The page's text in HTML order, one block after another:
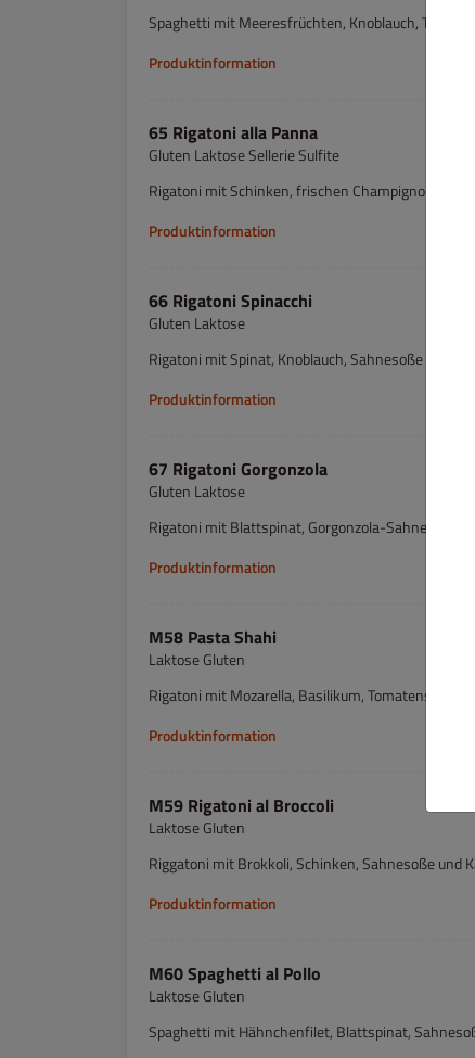
Spaghetti mit Meeresfrüchten, Knoblauch,
Produktinformation
65 Rigatoni alla Panna
Gluten Laktose Sellerie Sulfite
Rigatoni mit Schinken, frischen Champignons,
Produktinformation
66 Rigatoni Spinacchi
Gluten Laktose
Rigatoni mit Spinat, Knoblauch, Sahnesoße und
Produktinformation
67 Rigatoni Gorgonzola
Gluten Laktose
Rigatoni mit Blattspinat, Gorgonzola-Sahnesoße
Produktinformation
M58 Pasta Shahi
Laktose Gluten
Rigatoni mit Mozarella, Basilikum, Tomatensoße
Produktinformation
M59 Rigatoni al Broccoli
Laktose Gluten
Riggatoni mit Brokkoli, Schinken, Sahnesoße und
Produktinformation
M60 Spaghetti al Pollo
Laktose Gluten
Spaghetti mit Hähnchenfilet, Blattspinat,